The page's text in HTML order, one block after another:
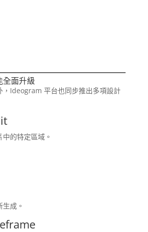
全面升級
，Ideogram 平台也同步推出多項設計
的特定區域。
成。